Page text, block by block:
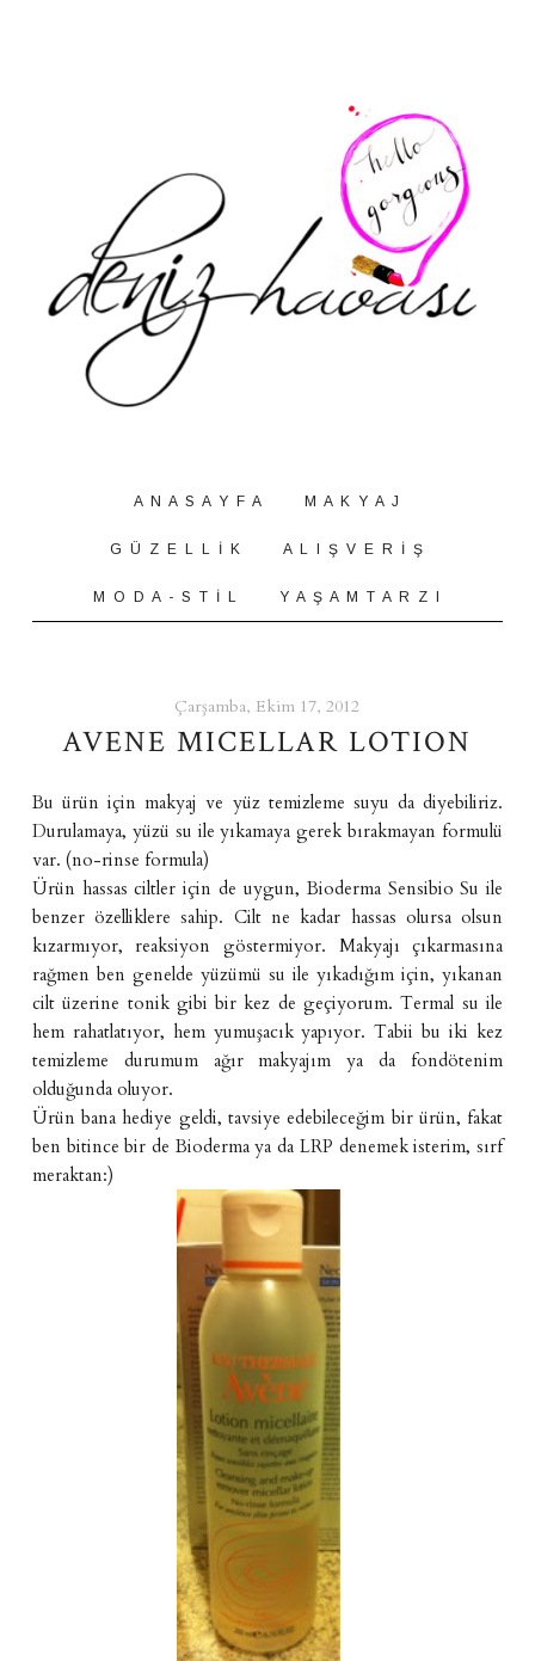
A N A S A Y F A M A K Y A J
G Ü Z E L L İ K A L I Ş V E R İ Ş
M O D A - S T İ L Y A Ş A M T A R Z I
Çarşamba, Ekim 17, 2012
AVENE MICELLAR LOTION
Bu ürün için makyaj ve yüz temizleme suyu da diyebiliriz.
Durulamaya, yüzü su ile yıkamaya gerek bırakmayan formulü
var. (no-rinse formula)
Ürün hassas ciltler için de uygun, Bioderma Sensibio Su ile
benzer özelliklere sahip. Cilt ne kadar hassas olursa olsun
kızarmıyor, reaksiyon göstermiyor. Makyajı çıkarmasına
rağmen ben genelde yüzümü su ile yıkadığım için, yıkanan
cilt üzerine tonik gibi bir kez de geçiyorum. Termal su ile
hem rahatlatıyor, hem yumuşacık yapıyor. Tabii bu iki kez
temizleme durumum ağır makyajım ya da fondötenim
olduğunda oluyor.
Ürün bana hediye geldi, tavsiye edebileceğim bir ürün, fakat
ben bitince bir de Bioderma ya da LRP denemek isterim, sırf
meraktan:)